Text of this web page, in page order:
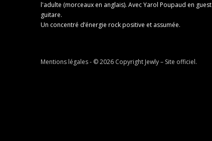
l'adulte (morceaux en anglais). Avec Yarol Poupaud en guest
guitare.
Un concentré d’énergie rock positive et assumée.
Mentions légales- © 2026 Copyright Jewly – Site officiel.